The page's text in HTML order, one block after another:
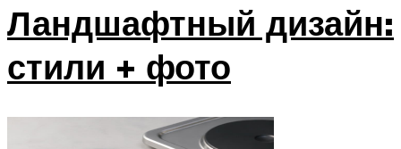
Ландшафтный дизайн:
стили + фото